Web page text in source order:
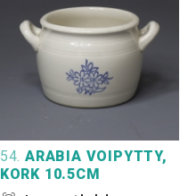
54. ARABIA VOIPYTTY,
KORK 10.5CM